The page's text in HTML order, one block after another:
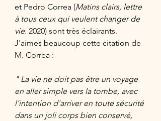
et Pedro Correa (Matins clairs, lettre
à tous ceux qui veulent changer de
vie. 2020) sont très éclairants.
J'aimes beaucoup cette citation de
M. Correa :
" La vie ne doit pas être un voyage
en aller simple vers la tombe, avec
l'intention d'arriver en toute sécurité
dans un joli corps bien conservé,